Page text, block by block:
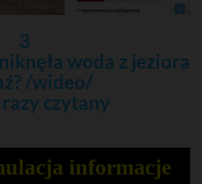
3
woda z jeziora
/wideo/
czytany
informacje